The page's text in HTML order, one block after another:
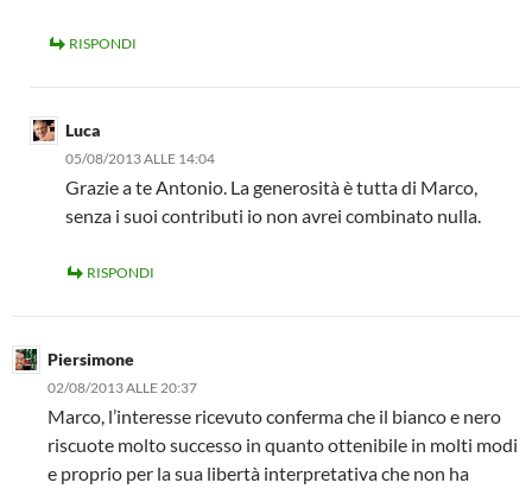
RISPONDI
Luca
05/08/2013 ALLE 14:04
Grazie a te Antonio. La generosità è tutta di Marco,
senza i suoi contributi io non avrei combinato nulla.
RISPONDI
Piersimone
02/08/2013 ALLE 20:37
Marco, l’interesse ricevuto conferma che il bianco e nero
riscuote molto successo in quanto ottenibile in molti modi
e proprio per la sua libertà interpretativa che non ha